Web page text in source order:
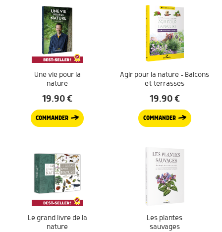
Une vie pour la
nature
19.90€
COMMANDER
Agir pour la nature – Balcons
et terrasses
19.90€
COMMANDER
Le grand livre de la
nature
Les plantes
sauvages